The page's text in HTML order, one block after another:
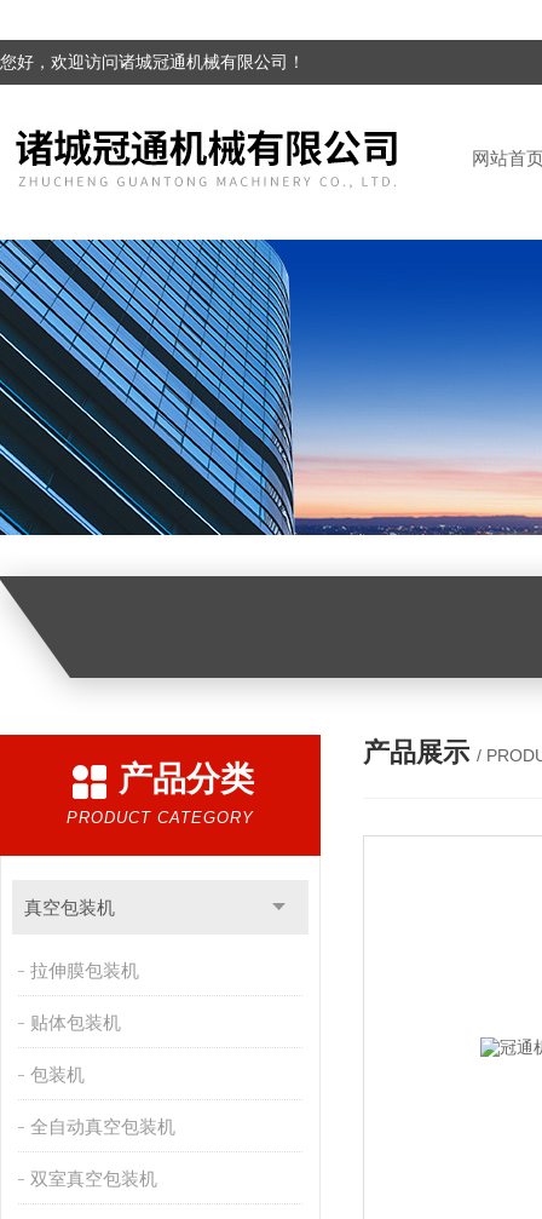
您好，欢迎访问诸城冠通机械有限公司！
网站首
产品分类
PRODUCT CATEGORY
真空包装机
拉伸膜包装机
贴体包装机
包装机
全自动真空包装机
双室真空包装机
产品展示 /